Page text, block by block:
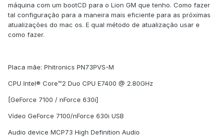
máquina com um bootCD para o Lion GM que tenho. Como fazer
tal configuração para a maneira mais eficiente para as próximas
atualizações do mac os. E qual método de atualização usar e
como fazer.
Placa mãe: Phitronics PN73PVS-M
CPU Intel® Core™2 Duo CPU E7400 @ 2.80GHz
[GeForce 7100 / nForce 630i]
Vídeo GeForce 7100/nForce 630i USB
Audio device MCP73 High Definition Audio